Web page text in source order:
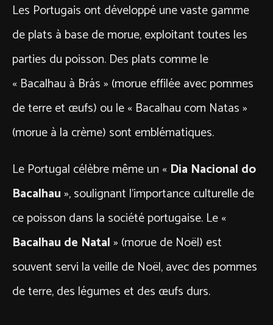
Les Portugais ont développé une vaste gamme
de plats à base de morue, exploitant toutes les
parties du poisson. Des plats comme le
« Bacalhau à Brás » (morue effilée avec pommes
de terre et œufs) ou le « Bacalhau com Natas »
(morue à la crème) sont emblématiques.
Le Portugal célèbre même un « Dia Nacional do
Bacalhau», soulignant l’importance culturelle de
ce poisson dans la société portugaise​​. Le «
Bacalhau de Natal» (morue de Noël) est
souvent servi la veille de Noël, avec des pommes
de terre, des légumes et des œufs durs.